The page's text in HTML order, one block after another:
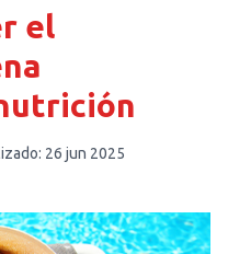
el
26 jun 2025